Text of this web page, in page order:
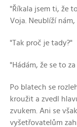
"Říkala jsem ti, že
Voja. Neublíží
"Tak proč je tady?"
"Hádám, že se to
Po blatech se
kroužit a zvedl
zvukem. Ani se
vyšetřovatelům